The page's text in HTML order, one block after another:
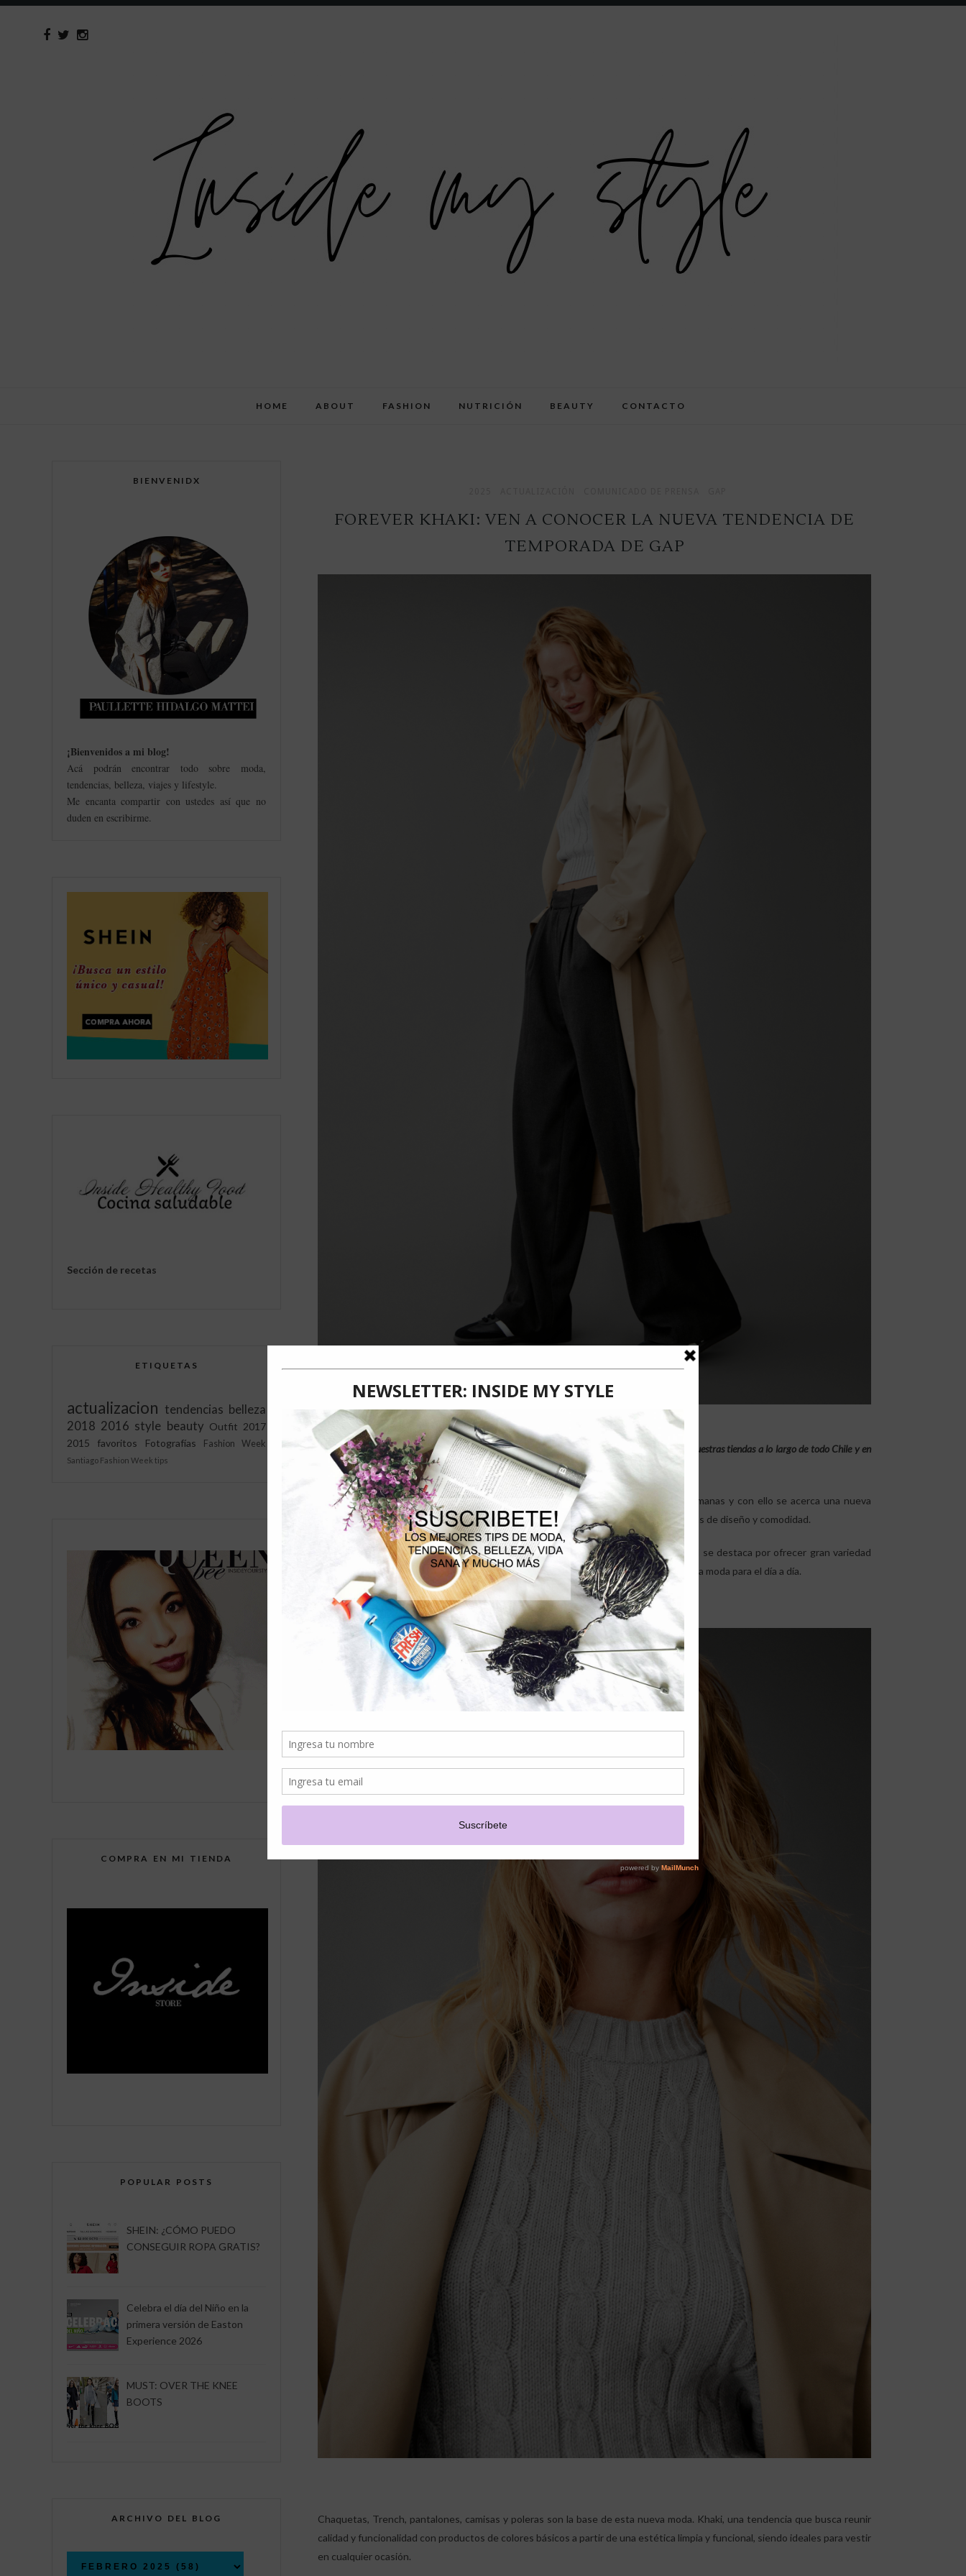
HOME ABOUT FASHION NUTRICIÓN BEAUTY CONTACTO
FOREVER KHAKI: VEN A CONOCER LA NUEVA TENDENCIA DE
TEMPORADA DE GAP
Llamativos y estilosos pantalones, chaquetas, camisas, poleras y trenchs están disponibles en nuestras tiendas a lo largo de todo Chile y en
www.gap.cl.
Santiago, 14 de febrero de 2025.-El verano comienza a entrar en sus últimas semanas y con ello se acerca una nueva
temporada marcada por la moda de Gap, que busca deleitar con sus nuevas tendencias de diseño y comodidad.
Forever Khakies la colección más reciente lanzada por Gap para este 2025, la cual se destaca por ofrecer gran variedad
vestuario práctico y versátil a partir de productos básicos y esenciales, siendo la nueva moda para el día a día.
Chaquetas, Trench, pantalones, camisas y poleras son la base de esta nueva moda. Khaki, una tendencia que busca reunir
calidad y funcionalidad con productos de colores básicos a partir de una estética limpia y funcional, siendo ideales para vestir
en cualquier ocasión.
BIENVENIDX
¡Bienvenidos a mi blog!
Acá podrán encontrar todo sobre moda,
tendencias, belleza, viajes y lifestyle.
Me encanta compartir con ustedes así que no
duden en escribirme.
Sección de recetas
ETIQUETAS
actualizacion tendencias belleza
2018 2016 style beauty Outfit 2017
2015
favoritos Fotografías Fashion Week
Santiago Fashion Week tips
COMPRA EN MI TIENDA
POPULAR POSTS
SHEIN: ¿CÓMO PUEDO
CONSEGUIR ROPA GRATIS?
Celebra el día del Niño en la
primera versión de Easton
Experience 2026
MUST: OVER THE KNEE
BOOTS
ARCHIVO DEL BLOG